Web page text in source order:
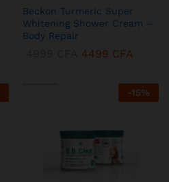
Beckon Turmeric Super
Whitening Shower Cream –
Body Repair
4499 CFA
-15%